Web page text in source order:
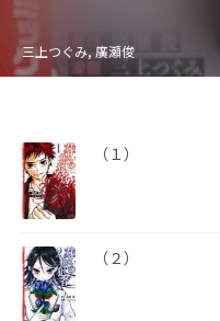
三上つぐみ, 廣瀬俊
（１）
（２）